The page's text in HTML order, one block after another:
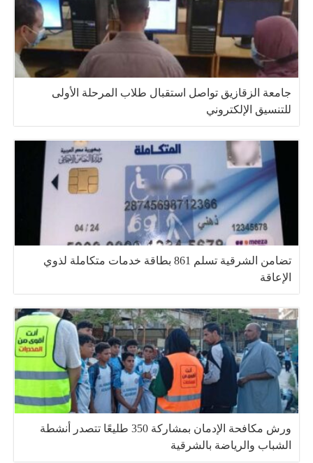
جامعة الزقازيق تواصل استقبال طلاب المرحلة الأولى
للتنسيق الإلكتروني
تضامن الشرقية تسلم 861 بطاقة خدمات متكاملة لذوي
الإعاقة
ورش مكافحة الإدمان بمشاركة 350 طليعًا تتصدر أنشطة
الشباب والرياضة بالشرقية